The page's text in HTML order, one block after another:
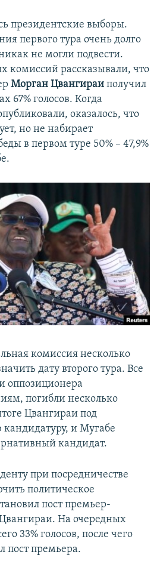
президентские выборы.
первого тура очень долго
не могли подвести.
комиссий рассказывали, что
Морган Цвангираи получил
67% голосов. Когда
оказалось, что
но не набирает
в первом туре 50% – 47,9%
комиссия несколько
дату второго тура. Все
оппозиционера
погибли несколько
Цвангираи под
и Мугабе
кандидат.
при посредничестве
политическое
пост премьер-
На очередных
33% голосов, после чего
пост премьера.